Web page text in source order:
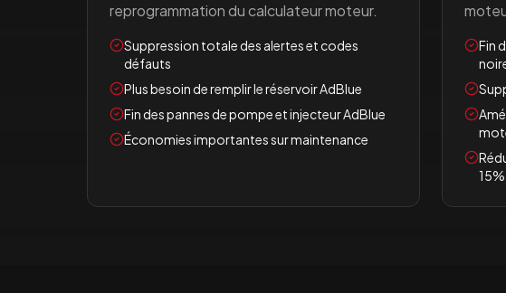
reprogrammation du calculateur moteur.
Suppression totale des alertes et codes
défauts
Plus besoin de remplir le réservoir AdBlue
Fin des pannes de pompe et injecteur AdBlue
Économies importantes sur maintenance
Fin
15%